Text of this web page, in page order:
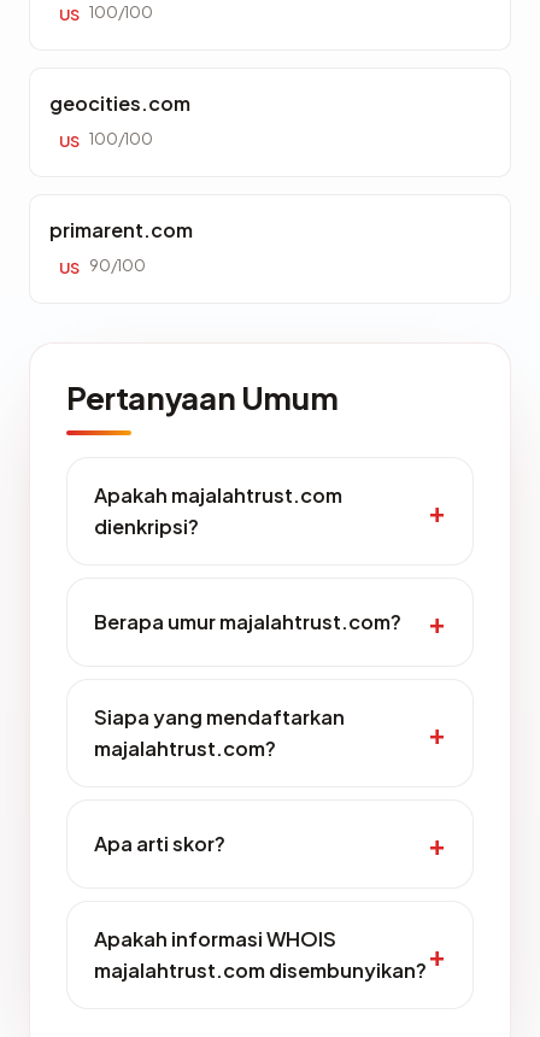
US 100/100
geocities.com
US 100/100
primarent.com
US 90/100
Pertanyaan Umum
Apakah majalahtrust.com
dienkripsi?
Berapa umur majalahtrust.com?
Siapa yang mendaftarkan
majalahtrust.com?
Apa arti skor?
Apakah informasi WHOIS
majalahtrust.com disembunyikan?